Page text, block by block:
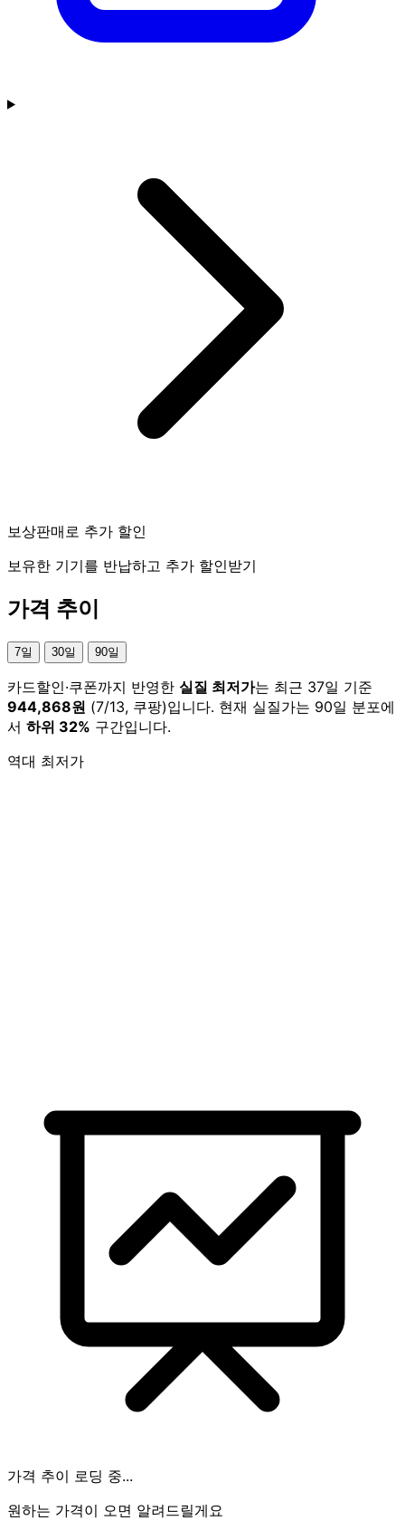
보상판매로 추가 할인
보유한 기기를 반납하고 추가 할인받기
가격 추이
7일 30일 90일
카드할인·쿠폰까지 반영한 실질 최저가는 최근 37일 기준
944,868원 (7/13, 쿠팡)입니다. 현재 실질가는 90일 분포에
서 하위 32% 구간입니다.
역대 최저가
가격 추이 로딩 중...
원하는 가격이 오면 알려드릴게요